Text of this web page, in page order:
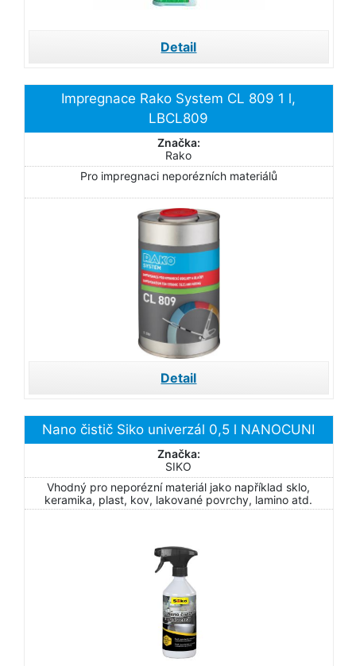
Detail
Impregnace Rako System CL 809 1 l,
LBCL809
Značka:
Rako
Pro impregnaci neporézních materiálů
Detail
Nano čistič Siko univerzál 0,5 l NANOCUNI
Značka:
SIKO
Vhodný pro neporézní materiál jako například sklo,
keramika, plast, kov, lakované povrchy, lamino atd.